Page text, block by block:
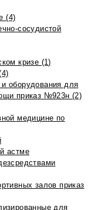
(4)
сосудистой
кризе (1)
оборудования для
приказ №923н (2)
медицине по
астме
залов приказ
для